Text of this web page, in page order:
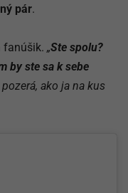
pár.
fanúšik. „Ste spolu?
by ste sa k sebe
ako ja na kus